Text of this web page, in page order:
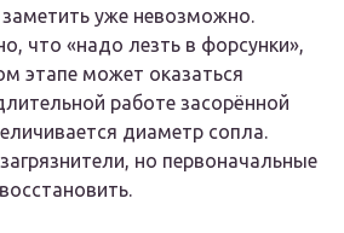
заметить уже невозможно.
что «надо лезть в форсунки»,
этапе может оказаться
работе засорённой
диаметр сопла.
но первоначальные